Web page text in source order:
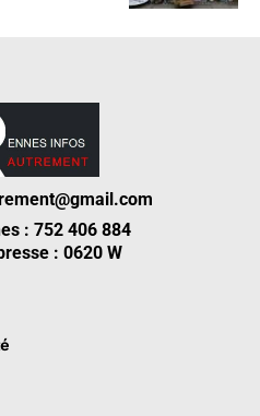
: 752 406 884
: 0620 W